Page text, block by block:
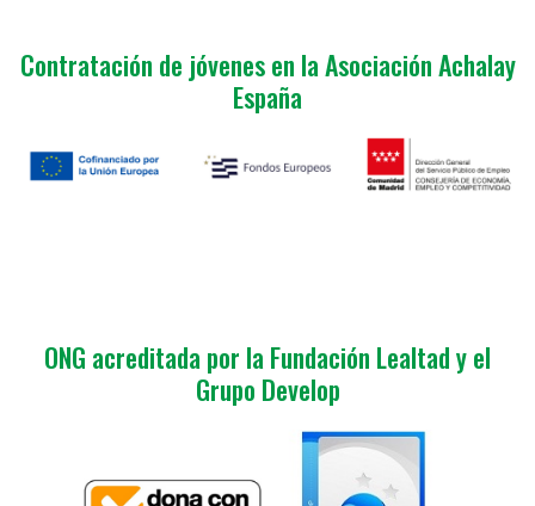
Contratación de jóvenes en la Asociación Achalay
España
ONG acreditada por la Fundación Lealtad y el
Grupo Develop